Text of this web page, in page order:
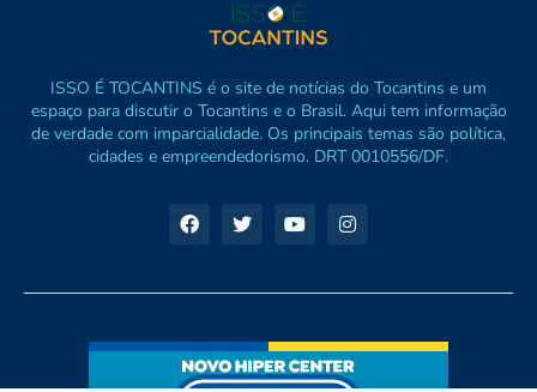
ISSO É TOCANTINS é o site de notícias do Tocantins e um
espaço para discutir o Tocantins e o Brasil. Aqui tem informação
de verdade com imparcialidade. Os principais temas são política,
cidades e empreendedorismo. DRT 0010556/DF.